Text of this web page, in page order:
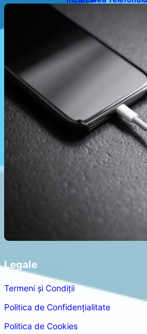
Legale
Termeni și Condiții
Politica de Confidențialitate
Politica de Cookies